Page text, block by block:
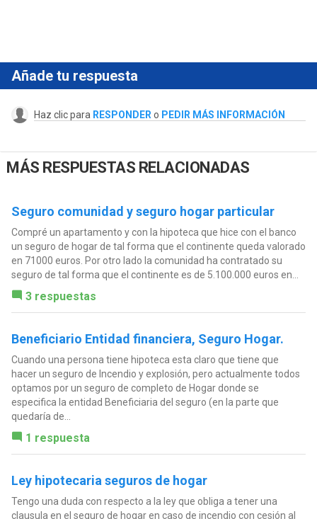
Añade tu respuesta
Haz clic para RESPONDER o PEDIR MÁS INFORMACIÓN
MÁS RESPUESTAS RELACIONADAS
Seguro comunidad y seguro hogar particular
Compré un apartamento y con la hipoteca que hice con el banco
un seguro de hogar de tal forma que el continente queda valorado
en 71000 euros. Por otro lado la comunidad ha contratado su
seguro de tal forma que el continente es de 5.100.000 euros en...
3 respuestas
Beneficiario Entidad financiera, Seguro Hogar.
Cuando una persona tiene hipoteca esta claro que tiene que
hacer un seguro de Incendio y explosión, pero actualmente todos
optamos por un seguro de completo de Hogar donde se
especifica la entidad Beneficiaria del seguro (en la parte que
quedaría de...
1 respuesta
Ley hipotecaria seguros de hogar
Tengo una duda con respecto a la ley que obliga a tener una
clausula en el seguro de hogar en caso de incendio con cesión al